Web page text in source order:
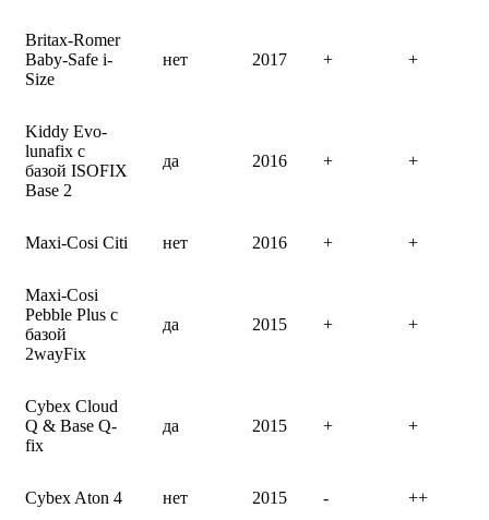
Britax-Romer
Baby-Safe i-
Size
нет 2017 + +
Kiddy Evo-
lunafix с
базой ISOFIX
Base 2
да 2016 + +
Maxi-Cosi Citi нет 2016 + +
Maxi-Cosi
Pebble Plus с
базой
2wayFix
да 2015 + +
Cybex Cloud
Q & Base Q-
fix
да 2015 + +
Cybex Aton 4 нет 2015 - ++